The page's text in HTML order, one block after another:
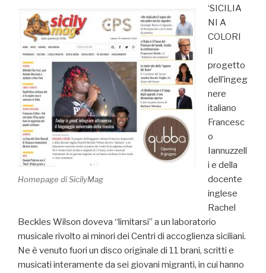
Homepage di SicilyMag
SICILIA
NI A
COLORI
Il
progetto
dell’ingeg
nere
italiano
Francesc
o
Iannuzzell
i e della
docente
inglese
Rachel
Beckles Wilson doveva “limitarsi” a un laboratorio
musicale rivolto ai minori dei Centri di accoglienza siciliani.
Ne è venuto fuori un disco originale di 11 brani, scritti e
musicati interamente da sei giovani migranti, in cui hanno